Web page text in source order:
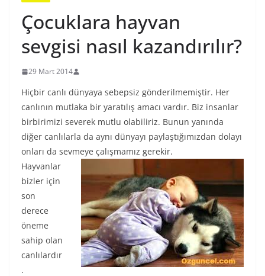
Çocuklara hayvan
sevgisi nasıl kazandırılır?
29 Mart 2014
Hiçbir canlı dünyaya sebepsiz gönderilmemiştir. Her
canlının mutlaka bir yaratılış amacı vardır. Biz insanlar
birbirimizi severek mutlu olabiliriz. Bunun yanında
diğer canlılarla da aynı dünyayı paylaştığımızdan dolayı
onları da sevmeye çalışmamız gerekir.
Hayvanlar
bizler için
son
derece
öneme
sahip olan
canlılardır
.